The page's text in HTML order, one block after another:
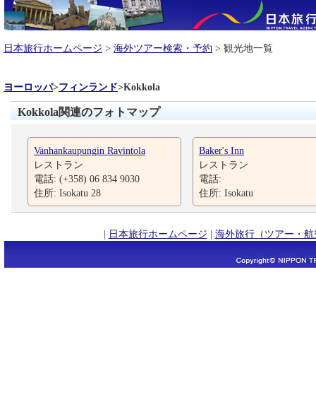
日本旅行ホームページ > 海外ツアー検索・予約 > 観光地一覧
ヨーロッパ>フィンランド>Kokkola
Kokkola関連のフォトマップ
Vanhankaupungin Ravintola
レストラン
電話: (+358) 06 834 9030
住所: Isokatu 28
Baker's Inn
レストラン
電話:
住所: Isokatu
| 日本旅行ホームページ | 海外旅行（ツアー・航